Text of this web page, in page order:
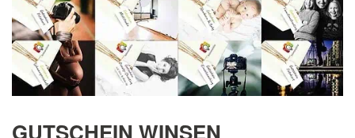
GUTSCHEIN WINSEN